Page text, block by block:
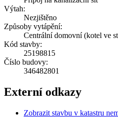
Výtah:
Nezjištěno
Způsoby vytápění:
Centrální domovní (kotel ve
Kód stavby:
25198815
Číslo budovy:
346482801
Externí odkazy
Zobrazit stavbu v katastru